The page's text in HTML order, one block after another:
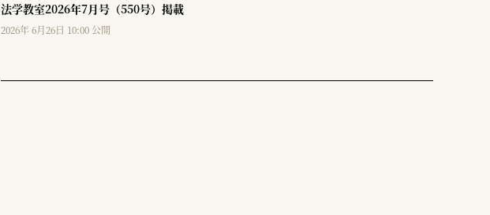
法学教室2026年7月号（550号）掲載
2026年 6月26日 10:00 公開